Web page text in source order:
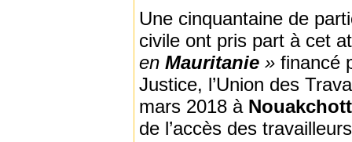
Une cinquantaine de
civile ont pris part à cet
en Mauritanie » financé
Justice, l’Union des
mars 2018 à Nouakchott
de l’accès des